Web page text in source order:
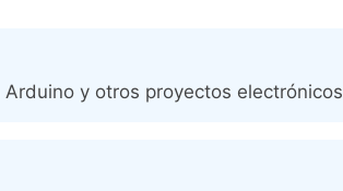
y otros proyectos